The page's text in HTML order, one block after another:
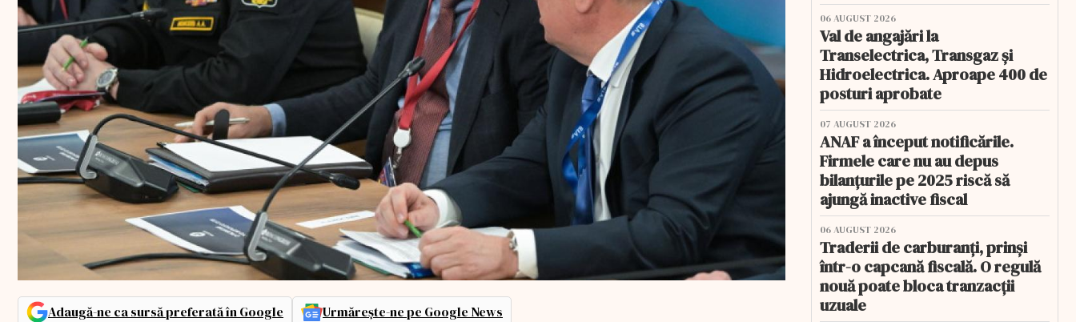
Adaugă-ne ca sursă preferată în Google Urmărește-ne pe Google News
06 AUGUST 2026
Val de angajări la
Transelectrica, Transgaz și
Hidroelectrica. Aproape 400 de
posturi aprobate
07 AUGUST 2026
ANAF a început notificările.
Firmele care nu au depus
bilanțurile pe 2025 riscă să
ajungă inactive fiscal
06 AUGUST 2026
Traderii de carburanți, prinși
într-o capcană fiscală. O regulă
nouă poate bloca tranzacții
uzuale